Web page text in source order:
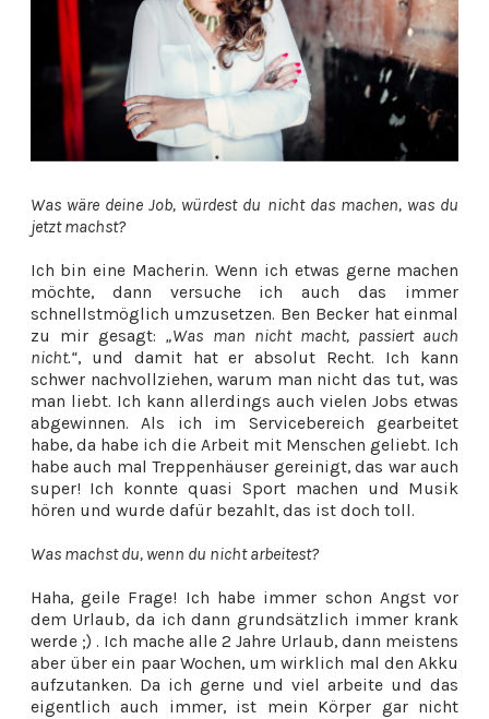
Was wäre deine Job, würdest du nicht das machen, was du
jetzt machst?
Ich bin eine Macherin. Wenn ich etwas gerne machen
möchte, dann versuche ich auch das immer
schnellstmöglich umzusetzen. Ben Becker hat einmal
zu mir gesagt:„Was man nicht macht, passiert auch
nicht.“, und damit hat er absolut Recht. Ich kann
schwer nachvollziehen, warum man nicht das tut, was
man liebt. Ich kann allerdings auch vielen Jobs etwas
abgewinnen. Als ich im Servicebereich gearbeitet
habe, da habe ich die Arbeit mit Menschen geliebt. Ich
habe auch mal Treppenhäuser gereinigt, das war auch
super! Ich konnte quasi Sport machen und Musik
hören und wurde dafür bezahlt, das ist doch toll.
Was machst du, wenn du nicht arbeitest?
Haha, geile Frage! Ich habe immer schon Angst vor
dem Urlaub, da ich dann grundsätzlich immer krank
werde ;) . Ich mache alle 2 Jahre Urlaub, dann meistens
aber über ein paar Wochen, um wirklich mal den Akku
aufzutanken. Da ich gerne und viel arbeite und das
eigentlich auch immer, ist mein Körper gar nicht